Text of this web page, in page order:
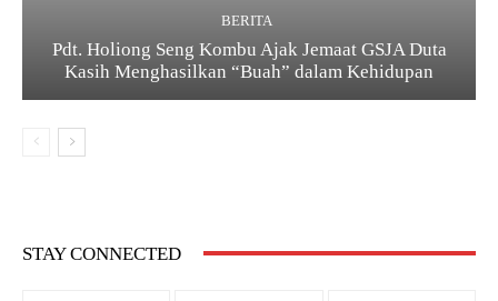
BERITA
Pdt. Holiong Seng Kombu Ajak Jemaat GSJA Duta
Kasih Menghasilkan “Buah” dalam Kehidupan
STAY CONNECTED